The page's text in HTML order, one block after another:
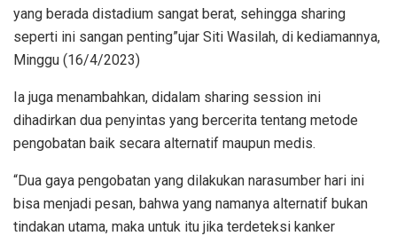
yang berada distadium sangat berat, sehingga sharing
seperti ini sangan penting”ujar Siti Wasilah, di kediamannya,
Minggu (16/4/2023)
Ia juga menambahkan, didalam sharing session ini
dihadirkan dua penyintas yang bercerita tentang metode
pengobatan baik secara alternatif maupun medis.
“Dua gaya pengobatan yang dilakukan narasumber hari ini
bisa menjadi pesan, bahwa yang namanya alternatif bukan
tindakan utama, maka untuk itu jika terdeteksi kanker